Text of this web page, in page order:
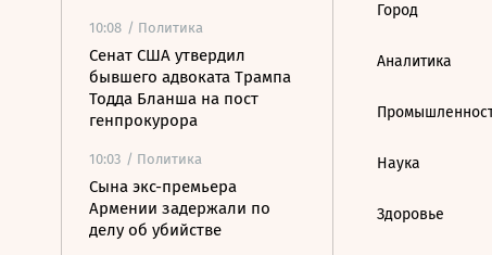
10:08 / Политика
Сенат США утвердил
бывшего адвоката Трампа
Тодда Бланша на пост
генпрокурора
10:03 / Политика
Сына экс-премьера
Армении задержали по
делу об убийстве
Город
Аналитика
Наука
Здоровье